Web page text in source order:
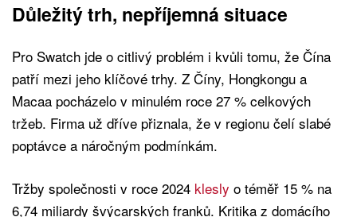
Důležitý trh, nepříjemná situace
Pro Swatch jde o citlivý problém i kvůli tomu, že Čína
patří mezi jeho klíčové trhy. Z Číny, Hongkongu a
Macaa pocházelo v minulém roce 27 % celkových
tržeb. Firma už dříve přiznala, že v regionu čelí slabé
poptávce a náročným podmínkám.
Tržby společnosti v roce 2024 klesly o téměř 15 % na
6,74 miliardy švýcarských franků. Kritika z domácího